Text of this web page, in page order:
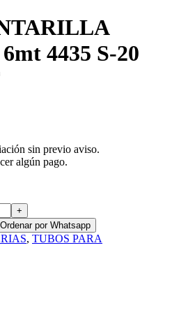
4435 S-20
sin previo aviso.
algún pago.
Ordenar por Whatsapp
, TUBOS PARA